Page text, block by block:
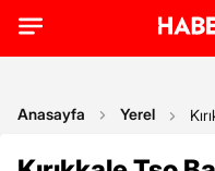
Anasayfa Yerel